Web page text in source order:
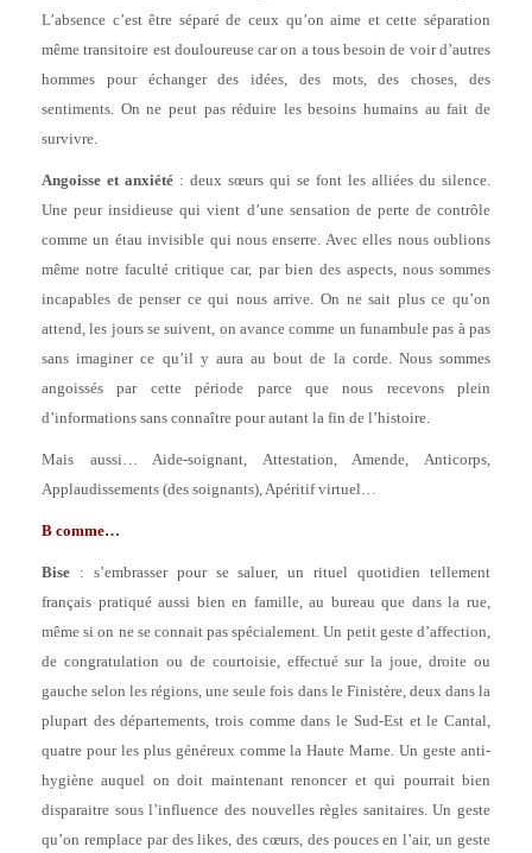
L’absence c’est être séparé de ceux qu’on aime et cette séparation
même transitoire est douloureuse car on a tous besoin de voir d’autres
hommes pour échanger des idées, des mots, des choses, des
sentiments. On ne peut pas réduire les besoins humains au fait de
survivre.
Angoisse et anxiété : deux sœurs qui se font les alliées du silence.
Une peur insidieuse qui vient d’une sensation de perte de contrôle
comme un étau invisible qui nous enserre. Avec elles nous oublions
même notre faculté critique car, par bien des aspects, nous sommes
incapables de penser ce qui nous arrive. On ne sait plus ce qu’on
attend, les jours se suivent, on avance comme un funambule pas à pas
sans imaginer ce qu’il y aura au bout de la corde. Nous sommes
angoissés par cette période parce que nous recevons plein
d’informations sans connaître pour autant la fin de l’histoire.
Mais aussi… Aide-soignant, Attestation, Amende, Anticorps,
Applaudissements (des soignants), Apéritif virtuel…
B comme…
Bise : s’embrasser pour se saluer, un rituel quotidien tellement
français pratiqué aussi bien en famille, au bureau que dans la rue,
même si on ne se connait pas spécialement. Un petit geste d’affection,
de congratulation ou de courtoisie, effectué sur la joue, droite ou
gauche selon les régions, une seule fois dans le Finistère, deux dans la
plupart des départements, trois comme dans le Sud-Est et le Cantal,
quatre pour les plus généreux comme la Haute Marne. Un geste anti-
hygiène auquel on doit maintenant renoncer et qui pourrait bien
disparaitre sous l’influence des nouvelles règles sanitaires. Un geste
qu’on remplace par des likes, des cœurs, des pouces en l’air, un geste